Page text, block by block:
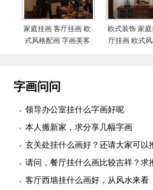
家庭挂画 客厅挂画 欧
式风格配画 字画美客
欧式装饰 家
厅挂画 欧式
字画问问
领导办公室挂什么字画好呢
本人搬新家，求分享几幅字画
玄关处挂什么画好？还请大家可以
适合么？
请问，餐厅挂什么画比较吉祥？求
客厅西墙挂什么画好，从风水来看